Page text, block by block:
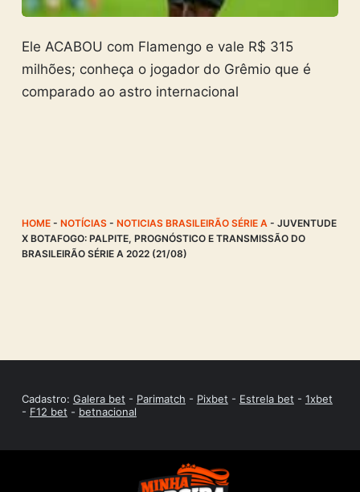
Ele ACABOU com Flamengo e vale R$ 315
milhões; conheça o jogador do Grêmio que é
comparado ao astro internacional
HOME- NOTÍCIAS- NOTICIAS BRASILEIRÃO SÉRIE A - JUVENTUDE
X BOTAFOGO: PALPITE, PROGNÓSTICO E TRANSMISSÃO DO
BRASILEIRÃO SÉRIE A 2022 (21/08)
Cadastro: Galera bet - Parimatch - Pixbet - Estrela bet - 1xbet
- F12 bet - betnacional